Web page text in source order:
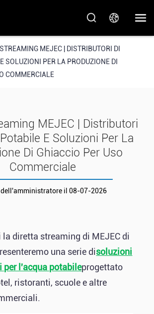
MEJEC | DISTRIBUTORI DI
SOLUZIONI PER LA PRODUZIONE DI
COMMERCIALE
MEJEC | Distributori
E Soluzioni Per La
Di Ghiaccio Per Uso
Commerciale
dell'amministratore il 08-07-2026
la diretta streaming di MEJEC di
una serie disoluzioni
per l'acqua potabileprogettato
ristoranti, scuole e altre